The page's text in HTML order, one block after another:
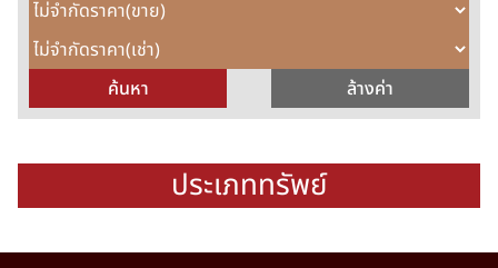
ประเภททรัพย์